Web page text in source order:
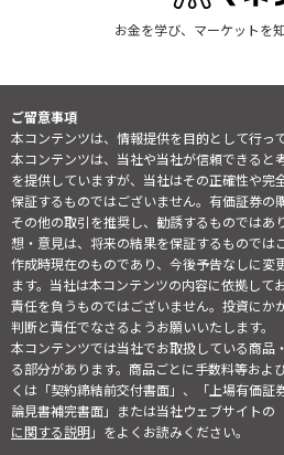
お金を学び、マーケットを
ご留意事項
本コンテンツは、情報提供を目的として行って
本コンテンツは、当社や当社が信頼できると
を提供していますが、当社はその正確性や完
保証するものではございません。有価証券の
その他の取引を推奨し、勧誘するものではあ
想・意見は、将来の結果を保証するものでは
作成時現在のものであり、今後予告なしに変
ます。当社は本コンテンツの内容に依拠して
責任を負うものではございません。投資にか
判断と責任でなさるようお願いいたします。
本コンテンツでは当社でお取扱している商品
る部分があります。商品ごとに手数料等およ
くは「契約締結前交付書面」、「上場有価証
論見書補完書面」または当社ウェブサイトの
に関する説明」をよくお読みください。